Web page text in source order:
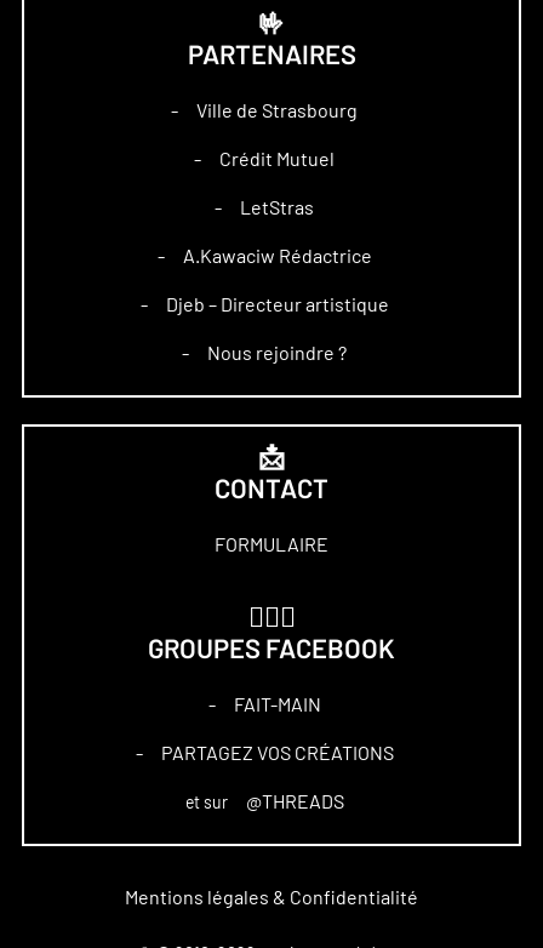
🤟
PARTENAIRES
– Ville de Strasbourg
– Crédit Mutuel
– LetStras
– A.Kawaciw Rédactrice
– Djeb – Directeur artistique
– Nous rejoindre ?
📩
CONTACT
FORMULAIRE
GROUPES FACEBOOK
– FAIT-MAIN
– PARTAGEZ VOS CRÉATIONS
et sur @THREADS
Mentions légales & Confidentialité